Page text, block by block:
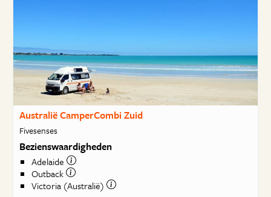
Australië CamperCombi Zuid
Fivesenses
Bezienswaardigheden
Adelaide
Outback
Victoria (Australië)